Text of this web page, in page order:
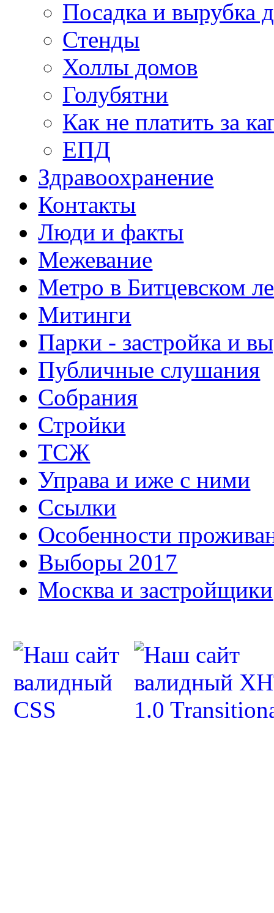
Посадка и вырубка
Стенды
Холлы домов
Голубятни
Как не платить за
ЕПД
Здравоохранение
Контакты
Люди и факты
Межевание
Метро в Битцевском
Митинги
Парки - застройка и
Публичные слушания
Собрания
Стройки
ТСЖ
Управа и иже с ними
Ссылки
Особенности
Выборы 2017
Москва и застройщики